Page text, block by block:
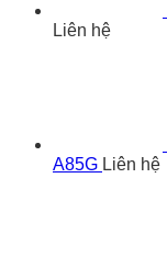
Liên hệ
A85G Liên hệ